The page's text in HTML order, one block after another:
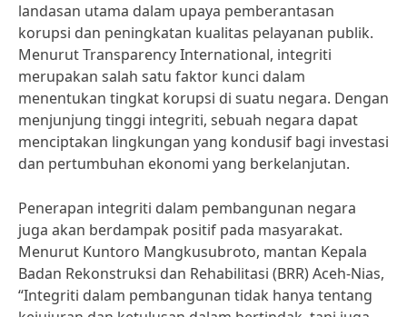
landasan utama dalam upaya pemberantasan
korupsi dan peningkatan kualitas pelayanan publik.
Menurut Transparency International, integriti
merupakan salah satu faktor kunci dalam
menentukan tingkat korupsi di suatu negara. Dengan
menjunjung tinggi integriti, sebuah negara dapat
menciptakan lingkungan yang kondusif bagi investasi
dan pertumbuhan ekonomi yang berkelanjutan.
Penerapan integriti dalam pembangunan negara
juga akan berdampak positif pada masyarakat.
Menurut Kuntoro Mangkusubroto, mantan Kepala
Badan Rekonstruksi dan Rehabilitasi (BRR) Aceh-Nias,
“Integriti dalam pembangunan tidak hanya tentang